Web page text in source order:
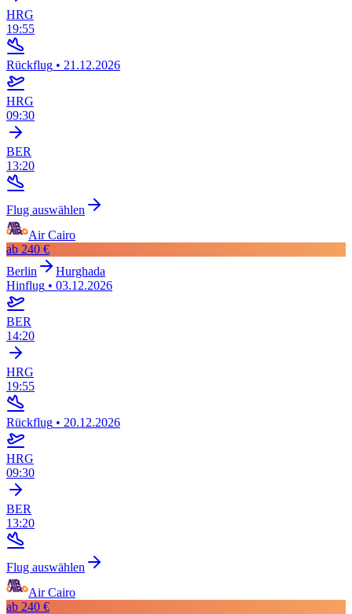
HRG
19:55
Rückflug • 21.12.2026
HRG
09:30
BER
13:20
Flug auswählen
Air Cairo
ab 240 €
Berlin
Hurghada
Hinflug • 03.12.2026
BER
14:20
HRG
19:55
Rückflug • 20.12.2026
HRG
09:30
BER
13:20
Flug auswählen
Air Cairo
ab 240 €